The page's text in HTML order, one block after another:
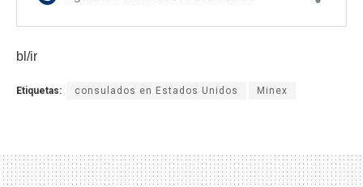
bl/ir
Etiquetas: consulados en Estados Unidos Minex